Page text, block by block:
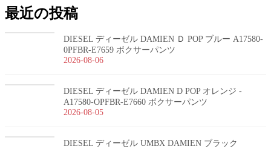
最近の投稿
DIESEL ディーゼル DAMIEN Ｄ POP ブルー A17580-
0PFBR-E7659 ボクサーパンツ
2026-08-06
DIESEL ディーゼル DAMIEN D POP オレンジ -
A17580-OPFBR-E7660 ボクサーパンツ
2026-08-05
DIESEL ディーゼル UMBX DAMIEN ブラック